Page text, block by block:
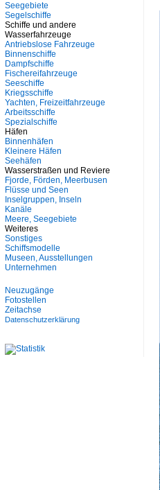
Seegebiete
Segelschiffe
Schiffe und andere
Wasserfahrzeuge
Antriebslose Fahrzeuge
Binnenschiffe
Dampfschiffe
Fischereifahrzeuge
Seeschiffe
Kriegsschiffe
Yachten, Freizeitfahrzeuge
Arbeitsschiffe
Spezialschiffe
Häfen
Binnenhäfen
Kleinere Häfen
Seehäfen
Wasserstraßen und Reviere
Fjorde, Förden, Meerbusen
Flüsse und Seen
Inselgruppen, Inseln
Kanäle
Meere, Seegebiete
Weiteres
Sonstiges
Schiffsmodelle
Museen, Ausstellungen
Unternehmen
Neuzugänge
Fotostellen
Zeitachse
Datenschutzerklärung